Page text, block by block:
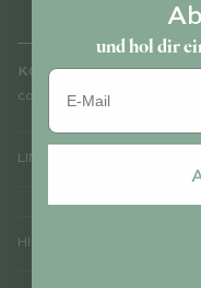
KONTAKT
contact@cajouparis.com
LINKS
HILFE
und hol dir